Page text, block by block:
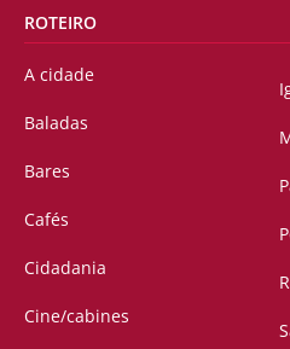
ROTEIRO
A cidade
Baladas
Bares
Cafés
Cidadania
Cine/cabines